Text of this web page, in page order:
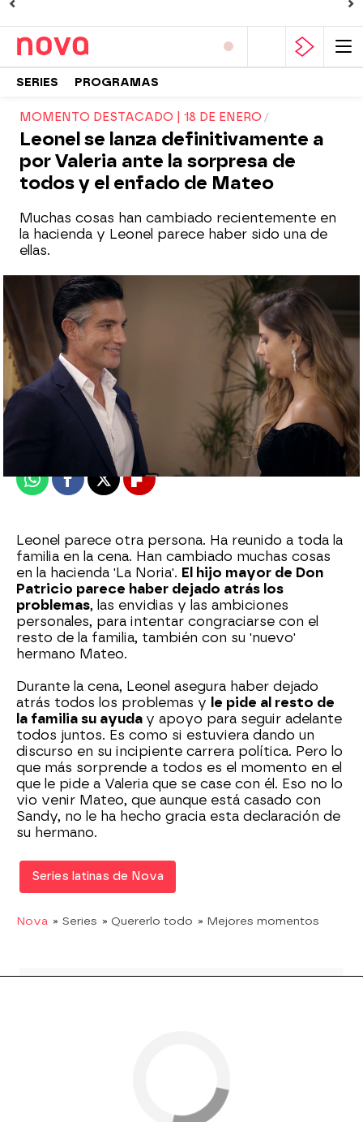
SERIES PROGRAMAS
MOMENTO DESTACADO | 18 DE ENERO
Leonel se lanza definitivamente a
por Valeria ante la sorpresa de
todos y el enfado de Mateo
Muchas cosas han cambiado recientemente en
la hacienda y Leonel parece haber sido una de
ellas.
Nova
18 de enero de 2023, 20:34
WhatsappFacebook
X Flipboard
Leonel parece otra persona. Ha reunido a toda la
familia en la cena. Han cambiado muchas cosas
en la hacienda 'La Noria'. El hijo mayor de Don
Patricio parece haber dejado atrás los
problemas, las envidias y las ambiciones
personales, para intentar congraciarse con el
resto de la familia, también con su 'nuevo'
hermano Mateo.
Durante la cena, Leonel asegura haber dejado
atrás todos los problemas y le pide al resto de
la familia su ayuda y apoyo para seguir adelante
todos juntos. Es como si estuviera dando un
discurso en su incipiente carrera política. Pero lo
que más sorprende a todos es el momento en el
que le pide a Valeria que se case con él. Eso no lo
vio venir Mateo, que aunque está casado con
Sandy, no le ha hecho gracia esta declaración de
su hermano.
Series latinas de Nova
Nova » Series » Quererlo todo » Mejores momentos